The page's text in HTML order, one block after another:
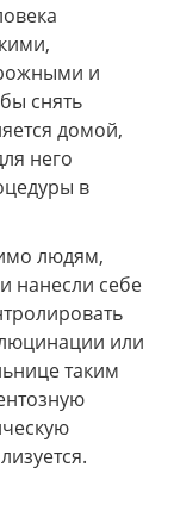
и
снять
домой,
него
в
людям,
нанесли себе
или
таким